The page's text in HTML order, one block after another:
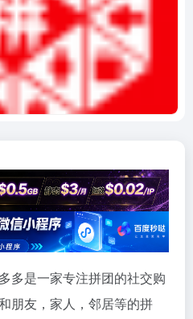
多是一家专注拼团的社交购
朋友，家人，邻居等的拼